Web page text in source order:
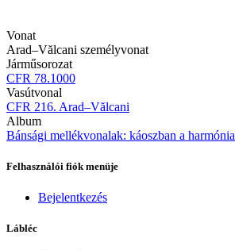
Vonat
Arad–Vălcani személyvonat
Járműsorozat
CFR 78.1000
Vasútvonal
CFR 216. Arad–Vălcani
Album
Bánsági mellékvonalak: káoszban a harmónia
Felhasználói fiók menüje
Bejelentkezés
Lábléc